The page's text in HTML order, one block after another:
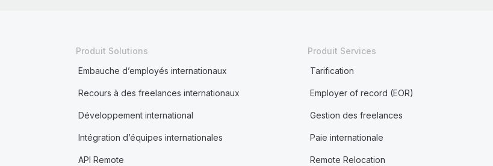
Produit Solutions
Embauche d’employés internationaux
Recours à des freelances internationaux
Développement international
Intégration d’équipes internationales
API Remote
Produit Services
Tarification
Employer of record (EOR)
Gestion des freelances
Paie internationale
Remote Relocation